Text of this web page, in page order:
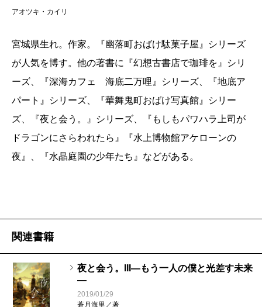
アオツキ・カイリ
宮城県生れ。作家。『幽落町おばけ駄菓子屋』シリーズ
が人気を博す。他の著書に『幻想古書店で珈琲を』シリ
ーズ、『深海カフェ 海底二万哩』シリーズ、『地底ア
パート』シリーズ、『華舞鬼町おばけ写真館』シリー
ズ、『夜と会う。』シリーズ、『もしもパワハラ上司が
ドラゴンにさらわれたら』『水上博物館アケローンの
夜』、『水晶庭園の少年たち』などがある。
関連書籍
夜と会う。III―もう一人の僕と光差す未来
―
2019/01/29
蒼月海里／著